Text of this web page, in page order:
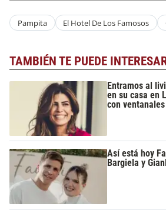
Pampita El Hotel De Los Famosos
TAMBIÉN TE PUEDE
Entramos al
en su casa en
con
Así está hoy
Bargiela y